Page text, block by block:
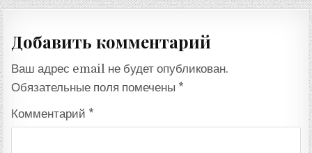
Добавить комментарий
Ваш адрес email не будет опубликован.
Обязательные поля помечены *
Комментарий *